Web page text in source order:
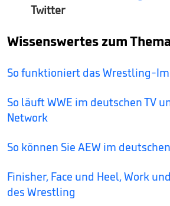
Twitter
Wissenswertes zum
So funktioniert das Wrestling-
So läuft WWE im deutschen TV
Network
So können Sie AEW im
Finisher, Face und Heel, Work
des Wrestling